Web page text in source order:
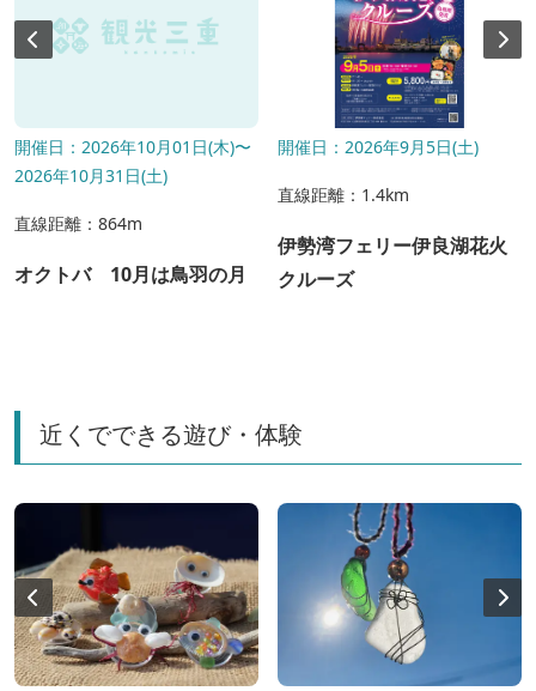
開催日：2026年10月01日(木)〜
2026年10月31日(土)
直線距離：864m
オクトバ 10月は鳥羽の月
開催日：2026年9月5日(土)
直線距離：1.4km
伊勢湾フェリー伊良湖花火
クルーズ
近くでできる遊び・体験